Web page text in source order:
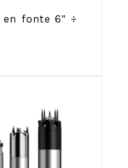
en fonte 6" ÷